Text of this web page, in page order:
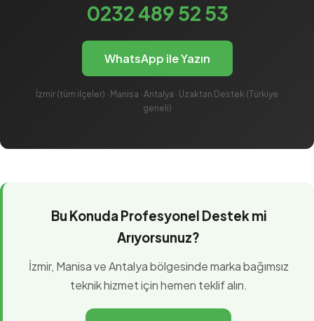
0232 489 52 53
WhatsApp ile Yazın
İzmir (tüm ilçeler) · Manisa · Antalya · Uzaktan Destek (Türkiye
geneli)
Bu Konuda Profesyonel Destek mi
Arıyorsunuz?
İzmir, Manisa ve Antalya bölgesinde marka bağımsız
teknik hizmet için hemen teklif alın.